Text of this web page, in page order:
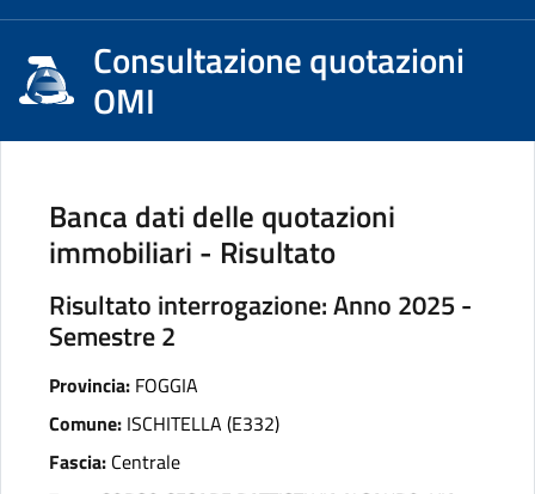
Consultazione quotazioni
OMI
Banca dati delle quotazioni
immobiliari - Risultato
Risultato interrogazione: Anno 2025 -
Semestre 2
Provincia: FOGGIA
Comune: ISCHITELLA (E332)
Fascia: Centrale